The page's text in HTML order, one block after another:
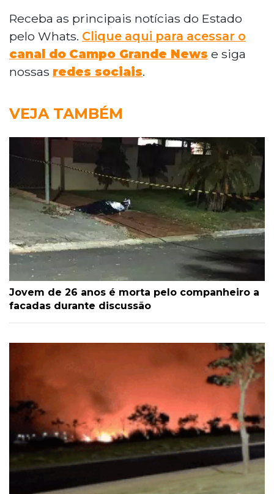
Receba as principais notícias do Estado
pelo Whats. Clique aqui para acessar o
canal do Campo Grande News e siga
nossas redes sociais.
VEJA TAMBÉM
Jovem de 26 anos é morta pelo companheiro a
facadas durante discussão